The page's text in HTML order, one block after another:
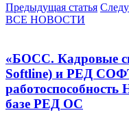
Предыдущая статья
ВСЕ НОВОСТИ
«БОСС. Кадровые
Softline) и РЕД
базе РЕД ОС